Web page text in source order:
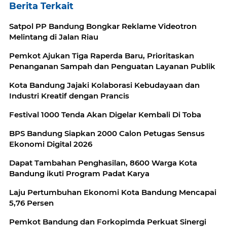
Berita Terkait
Satpol PP Bandung Bongkar Reklame Videotron
Melintang di Jalan Riau
Pemkot Ajukan Tiga Raperda Baru, Prioritaskan
Penanganan Sampah dan Penguatan Layanan Publik
Kota Bandung Jajaki Kolaborasi Kebudayaan dan
Industri Kreatif dengan Prancis
Festival 1000 Tenda Akan Digelar Kembali Di Toba
BPS Bandung Siapkan 2000 Calon Petugas Sensus
Ekonomi Digital 2026
Dapat Tambahan Penghasilan, 8600 Warga Kota
Bandung ikuti Program Padat Karya
Laju Pertumbuhan Ekonomi Kota Bandung Mencapai
5,76 Persen
Pemkot Bandung dan Forkopimda Perkuat Sinergi